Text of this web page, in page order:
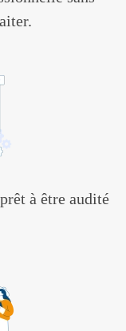
à être audité